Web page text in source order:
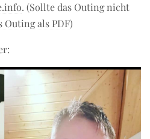
. (Sollte das Outing nicht
Outing als PDF)